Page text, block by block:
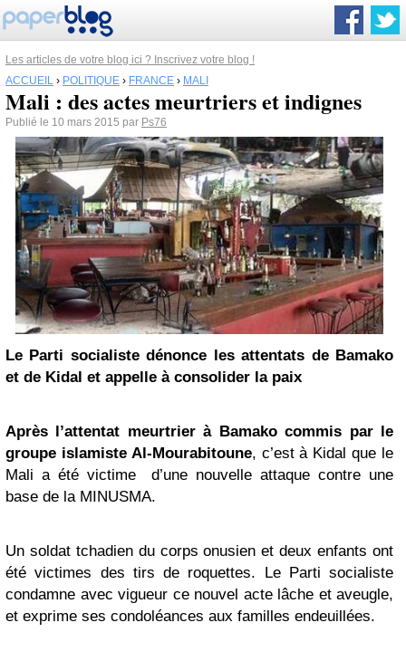
Les articles de votre blog ici ? Inscrivez votre blog !
ACCUEIL › POLITIQUE › FRANCE › MALI
Mali : des actes meurtriers et indignes
Publié le 10 mars 2015 par Ps76
Le Parti socialiste dénonce les attentats de Bamako
et de Kidal et appelle à consolider la paix
Après l’attentat meurtrier à Bamako commis par le
groupe islamiste Al-Mourabitoune, c’est à Kidal que le
Mali a été victime d’une nouvelle attaque contre une
base de la MINUSMA.
Un soldat tchadien du corps onusien et deux enfants ont
été victimes des tirs de roquettes. Le Parti socialiste
condamne avec vigueur ce nouvel acte lâche et aveugle,
et exprime ses condoléances aux familles endeuillées.